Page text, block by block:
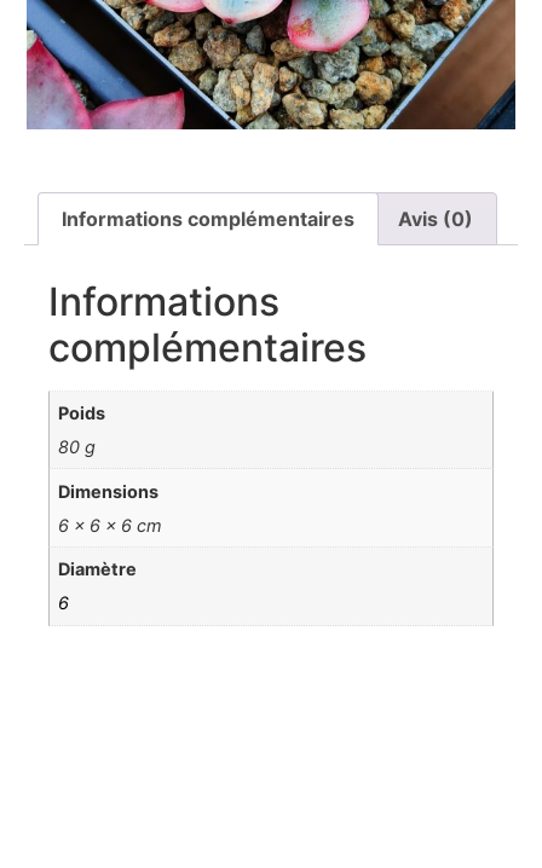
Informations complémentaires Avis (0)
Informations
complémentaires
Poids
80 g
Dimensions
6 × 6 × 6 cm
Diamètre
6